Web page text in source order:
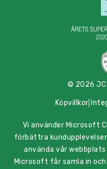
© 2026 JC
Köpvillkor
Vi använder Microsoft
förbättra
använda vår
Microsoft får samla in